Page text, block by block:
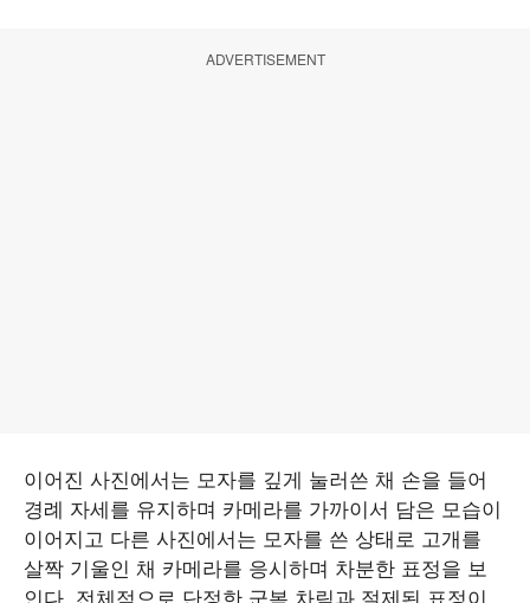
ADVERTISEMENT
이어진 사진에서는 모자를 깊게 눌러쓴 채 손을 들어
경례 자세를 유지하며 카메라를 가까이서 담은 모습이
이어지고 다른 사진에서는 모자를 쓴 상태로 고개를
살짝 기울인 채 카메라를 응시하며 차분한 표정을 보
인다. 전체적으로 단정한 군복 차림과 절제된 표정이